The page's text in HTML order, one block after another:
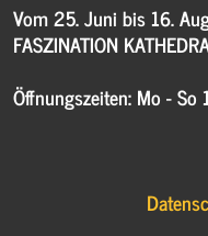
Vom 25. Juni bis 16.
FASZINATION
Öffnungszeiten: Mo -